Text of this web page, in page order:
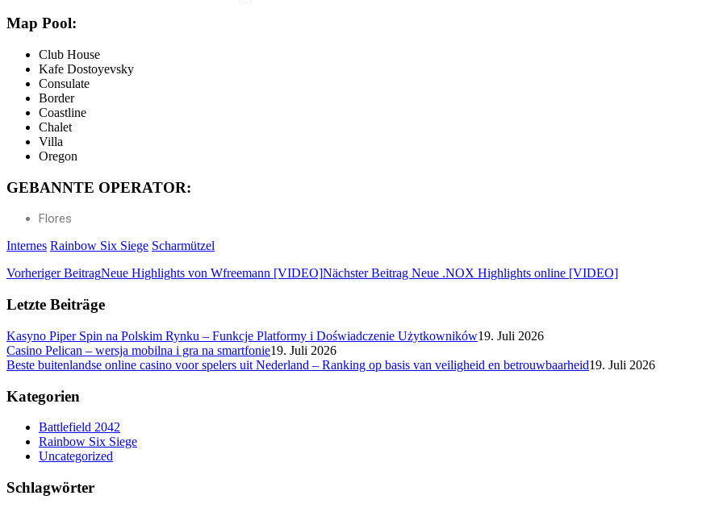
Map Pool:
Club House
Kafe Dostoyevsky
Consulate
Border
Coastline
Chalet
Villa
Oregon
GEBANNTE OPERATOR:
Flores
Internes Rainbow Six Siege Scharmützel
Vorheriger BeitragNeue Highlights von Wfreemann [VIDEO]Nächster Beitrag Neue .NOX Highlights online [VIDEO]
Letzte Beiträge
Kasyno Piper Spin na Polskim Rynku – Funkcje Platformy i Doświadczenie Użytkowników19. Juli 2026
Casino Pelican – wersja mobilna i gra na smartfonie19. Juli 2026
Beste buitenlandse online casino voor spelers uit Nederland – Ranking op basis van veiligheid en betrouwbaarheid19. Juli 2026
Kategorien
Battlefield 2042
Rainbow Six Siege
Uncategorized
Schlagwörter